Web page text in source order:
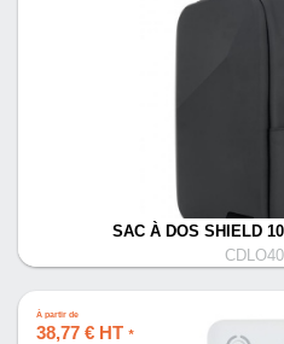
SAC À DOS SHIELD
À partir de
38,77 € HT *